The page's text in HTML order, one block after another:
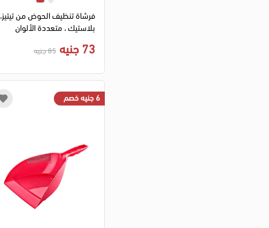
فرشاة تنظيف الحوض من تيتيز،
بلاستيك ، متعددة الألوان
73 جنيه 85 جنيه
6 جنيه خصم